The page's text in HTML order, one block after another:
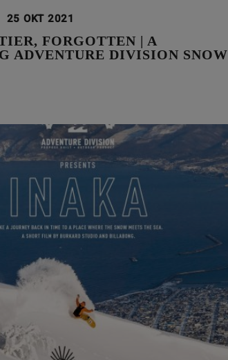
25 OKT 2021
FORGOTTEN | A
ADVENTURE DIVISION SNOW